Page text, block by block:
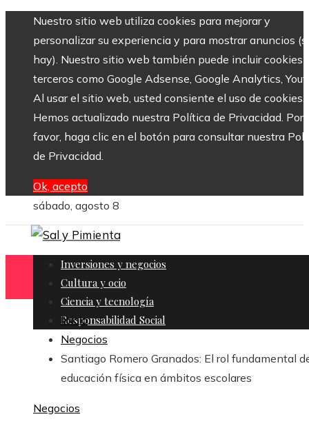
Nuestro sitio web utiliza cookies para mejorar y
personalizar su experiencia y para mostrar anuncios
hay). Nuestro sitio web también puede incluir cookies
terceros como Google Adsense, Google Analytics,
Al usar el sitio web, usted consiente el uso de cookies.
Hemos actualizado nuestra Política de Privacidad. Por
favor, haga clic en el botón para consultar nuestra
de Privacidad.
Ok, acepto
sábado, agosto 8
Inversiones y negocios
Cultura y ocio
Ciencia y tecnología
Responsabilidad Social
Inicio
Negocios
Santiago Romero Granados: El rol fundamental
educación física en ámbitos escolares
Negocios